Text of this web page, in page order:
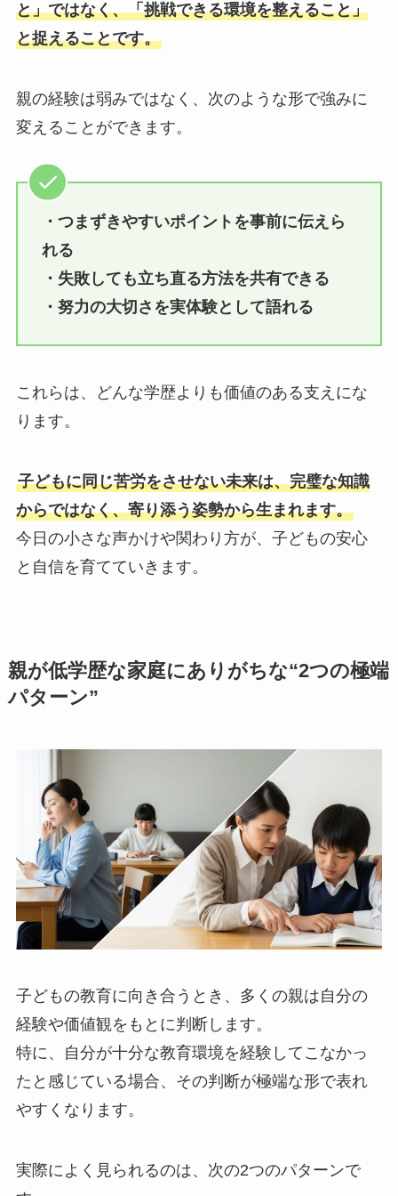
と」ではなく、「挑戦できる環境を整えること」
と捉えることです。
親の経験は弱みではなく、次のような形で強みに
変えることができます。
・つまずきやすいポイントを事前に伝えら
れる
・失敗しても立ち直る方法を共有できる
・努力の大切さを実体験として語れる
これらは、どんな学歴よりも価値のある支えにな
ります。
子どもに同じ苦労をさせない未来は、完璧な知識
からではなく、寄り添う姿勢から生まれます。
今日の小さな声かけや関わり方が、子どもの安心
と自信を育てていきます。
親が低学歴な家庭にありがちな“2つの極端
パターン”
子どもの教育に向き合うとき、多くの親は自分の
経験や価値観をもとに判断します。
特に、自分が十分な教育環境を経験してこなかっ
たと感じている場合、その判断が極端な形で表れ
やすくなります。
実際によく見られるのは、次の2つのパターンで